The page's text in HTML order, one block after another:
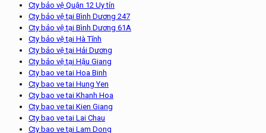
Cty bảo vệ Quận 12 Uy tín
Cty bảo vệ tại Bình Dương 247
Cty bảo vệ tại Bình Dương 61A
Cty bảo vệ tại Hà Tĩnh
Cty bảo vệ tại Hải Dương
Cty bảo vệ tại Hậu Giang
Cty bao ve tai Hoa Binh
Cty bao ve tai Hung Yen
Cty bao ve tai Khanh Hoa
Cty bao ve tai Kien Giang
Cty bao ve tai Lai Chau
Cty bao ve tại Lam Dong